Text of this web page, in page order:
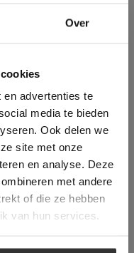
Over
en advertenties te
media te bieden
Ook delen we
site met onze
en analyse. Deze
met andere
of die ze hebben
van hun services.
and is no
the website
om de
Door
geeft u
cookies in
Lees